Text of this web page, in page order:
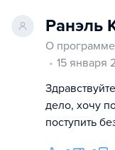
Ранэль
О
15 января
дело, хочу
поступить